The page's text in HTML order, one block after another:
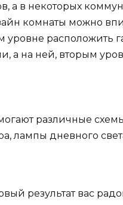
а в некоторых
комнаты можно
расположить
а на ней, вторым
различные
лампы дневного
результат вас